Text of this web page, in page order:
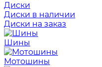
Диски
Диски в наличии
Диски на заказ
Шины
Мотошины